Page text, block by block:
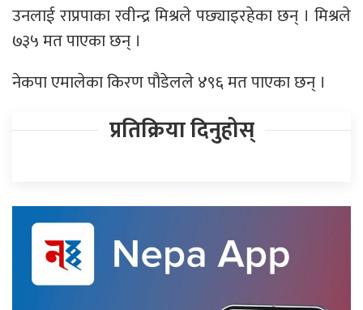
उनलाई राप्रपाका रवीन्द्र मिश्रले पछ्याइरहेका छन् । मिश्रले
७३५ मत पाएका छन् ।
नेकपा एमालेका किरण पौडेलले ४९६ मत पाएका छन् ।
प्रतिक्रिया दिनुहोस्